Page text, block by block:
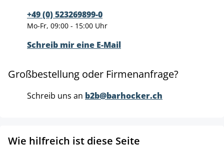
+49 (0) 523269899-0
Mo-Fr, 09:00 - 15:00 Uhr
Schreib mir eine E-Mail
Großbestellung oder Firmenanfrage?
Schreib uns an b2b@barhocker.ch
Wie hilfreich ist diese Seite